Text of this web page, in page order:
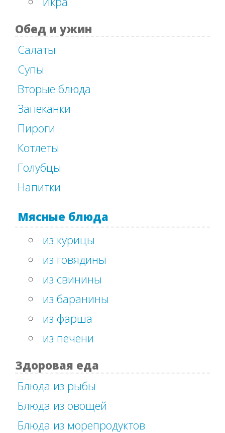
Обед и ужин
Салаты
Супы
Вторые блюда
Запеканки
Пироги
Котлеты
Голубцы
Напитки
Мясные блюда
из курицы
из говядины
из свинины
из баранины
из фарша
из печени
Здоровая еда
Блюда из рыбы
Блюда из овощей
Блюда из морепродуктов